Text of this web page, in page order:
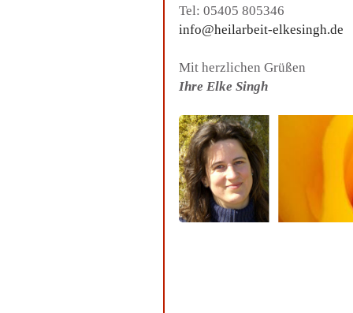
Tel: 05405 805346
info@heilarbeit-elkesingh.de
Mit herzlichen Grüßen
Ihre Elke Singh